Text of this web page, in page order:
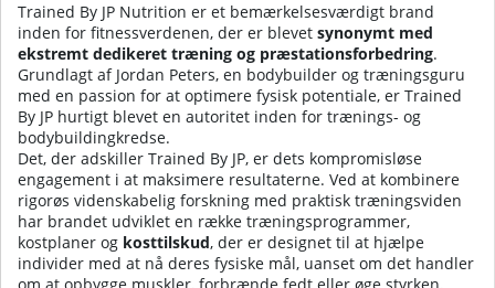
Trained By JP Nutrition er et bemærkelsesværdigt brand
inden for fitnessverdenen, der er blevet synonymt med
ekstremt dedikeret træning og præstationsforbedring.
Grundlagt af Jordan Peters, en bodybuilder og træningsguru
med en passion for at optimere fysisk potentiale, er Trained
By JP hurtigt blevet en autoritet inden for trænings- og
bodybuildingkredse.
Det, der adskiller Trained By JP, er dets kompromisløse
engagement i at maksimere resultaterne. Ved at kombinere
rigorøs videnskabelig forskning med praktisk træningsviden
har brandet udviklet en række træningsprogrammer,
kostplaner og kosttilskud, der er designet til at hjælpe
individer med at nå deres fysiske mål, uanset om det handler